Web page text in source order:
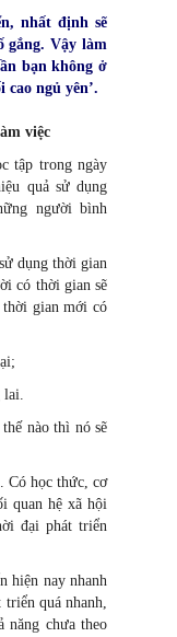
nhất định sẽ
gắng. Vậy làm
bạn không ở
ngủ yên’.
việc
tập trong ngày
quả sử dụng
người bình
dụng thời gian
có thời gian sẽ
thời gian mới có
lai.
nào thì nó sẽ
Có học thức, cơ
quan hệ xã hội
đại phát triển
hiện nay nhanh
quá nhanh,
năng chưa theo